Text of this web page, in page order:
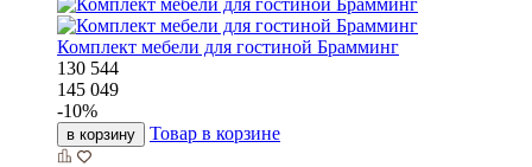
Комплект мебели для гостиной Брамминг
130 544
145 049
-10%
в корзину Товар в корзине